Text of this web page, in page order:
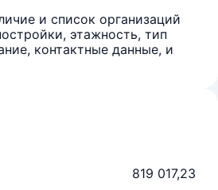
и список организаций
этажность, тип
контактные данные, и
819 017,23